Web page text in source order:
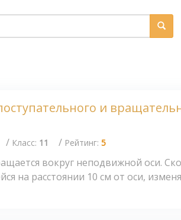
и
/ Класс: 11 / Рейтинг: 5
вокруг неподвижной оси.
на расстоянии 10 см от оси,